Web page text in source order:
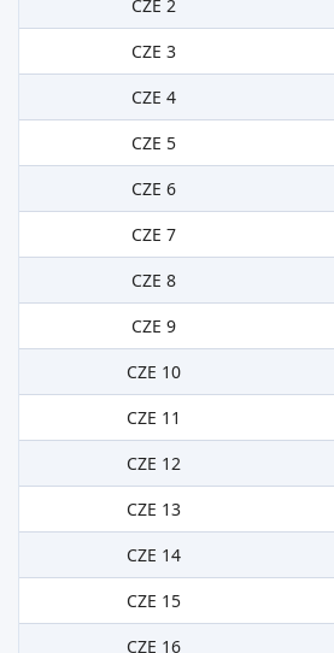
CZE 2
CZE 3
CZE 4
CZE 5
CZE 6
CZE 7
CZE 8
CZE 9
CZE 10
CZE 11
CZE 12
CZE 13
CZE 14
CZE 15
CZE 16